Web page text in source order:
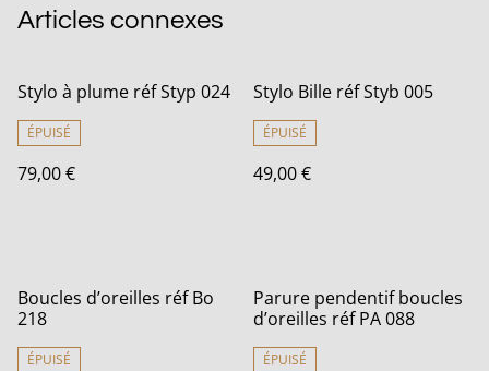
Articles connexes
Stylo à plume réf Styp 024
ÉPUISÉ
79,00 €
Stylo Bille réf Styb 005
ÉPUISÉ
49,00 €
Boucles d’oreilles réf Bo
218
ÉPUISÉ
%
Parure pendentif boucles
d’oreilles réf PA 088
ÉPUISÉ